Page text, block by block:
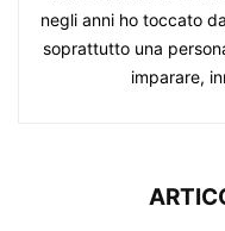
negli anni ho toccato
soprattutto una
imparare,